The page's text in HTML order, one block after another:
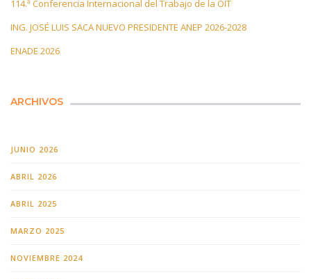
114.ª Conferencia Internacional del Trabajo de la OIT
ING. JOSÉ LUIS SACA NUEVO PRESIDENTE ANEP 2026-2028
ENADE 2026
ARCHIVOS
JUNIO 2026
ABRIL 2026
ABRIL 2025
MARZO 2025
NOVIEMBRE 2024